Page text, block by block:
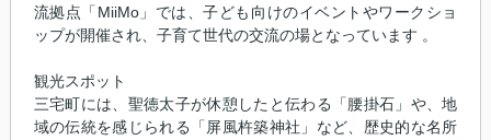
流拠点「MiiMo」では、子ども向けのイベントやワークショ
ップが開催され、子育て世代の交流の場となっています 。
観光スポット
三宅町には、聖徳太子が休憩したと伝わる「腰掛石」や、地
域の伝統を感じられる「屏風杵築神社」など、歴史的な名所